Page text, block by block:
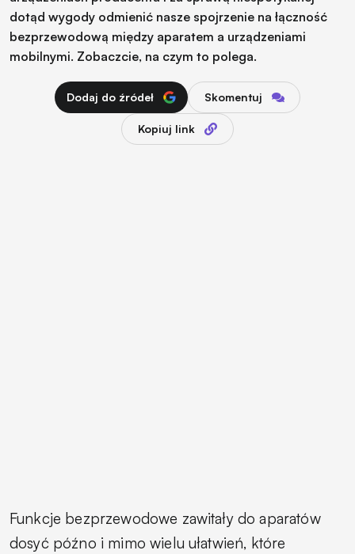
dotąd wygody odmienić nasze spojrzenie na łączność
bezprzewodową między aparatem a urządzeniami
mobilnymi. Zobaczcie, na czym to polega.
Dodaj do źródeł Skomentuj
Kopiuj link
Funkcje bezprzewodowe zawitały do aparatów
dosyć późno i mimo wielu ułatwień, które